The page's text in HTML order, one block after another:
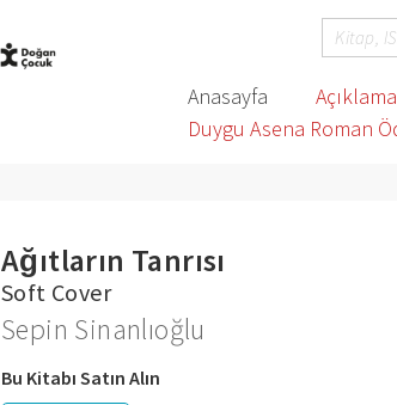
Anasayfa Açıklama
Duygu Asena Roman
Ağıtların Tanrısı
Soft Cover
Sepin Sinanlıoğlu
Bu Kitabı Satın Alın